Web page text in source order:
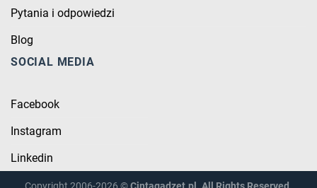
Pytania i odpowiedzi
Blog
SOCIAL MEDIA
Facebook
Instagram
Linkedin